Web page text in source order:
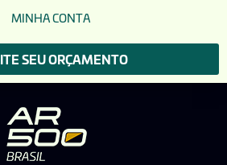
MINHA CONTA
SEU ORÇAMENTO